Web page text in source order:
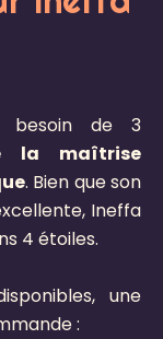
besoin de 3
la maîtrise
. Bien que son
Ineffa
4 étoiles.
une
: